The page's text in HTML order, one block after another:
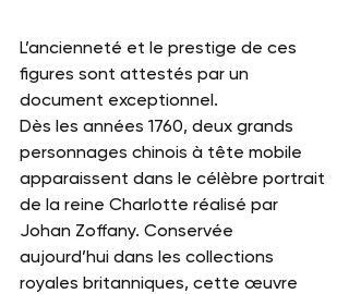
L’ancienneté et le prestige de ces
figures sont attestés par un
document exceptionnel.
Dès les années 1760, deux grands
personnages chinois à tête mobile
apparaissent dans le célèbre portrait
de la reine Charlotte réalisé par
Johan Zoffany. Conservée
aujourd’hui dans les collections
royales britanniques, cette œuvre